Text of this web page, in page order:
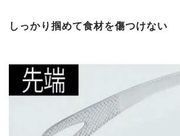
しっかり掴めて食材を傷つけない